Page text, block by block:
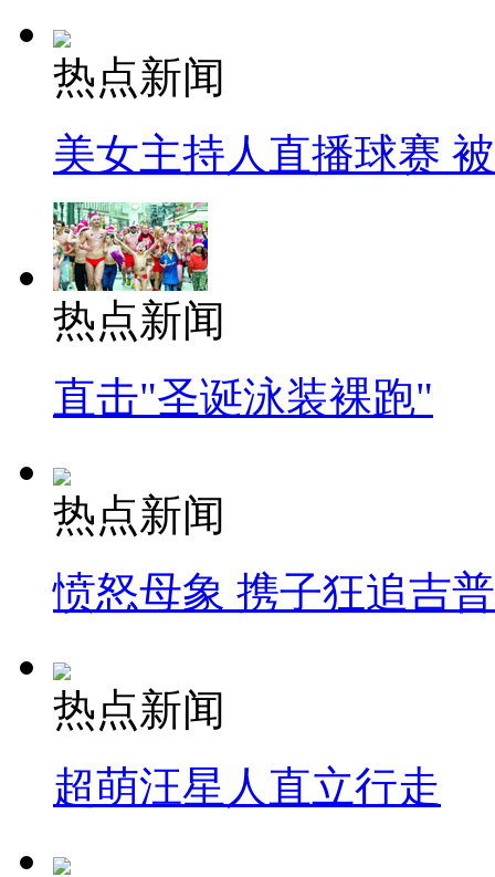
热点新闻
美女主持人直播球赛
热点新闻
直击"圣诞泳装裸跑"
热点新闻
愤怒母象 携子狂追吉
热点新闻
超萌汪星人直立行走